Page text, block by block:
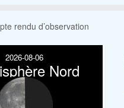
rendu d’observation
2026-08-06
Nord